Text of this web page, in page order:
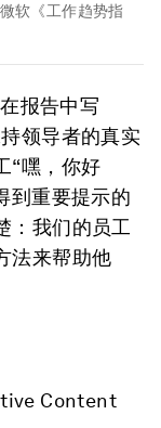
微软《工作趋势指
报告中写
领导者的真实
“嘿，你好
到重要提示的
：我们的员工
法来帮助他
Content